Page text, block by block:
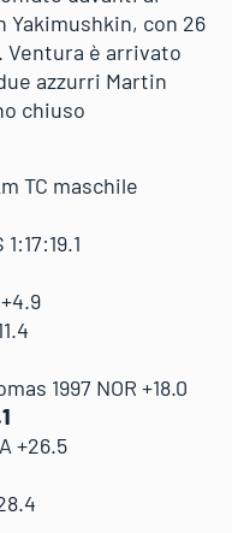
Yakimushkin, con 26
Ventura è arrivato
azzurri Martin
chiuso
TC maschile
1997 NOR +18.0
+26.5